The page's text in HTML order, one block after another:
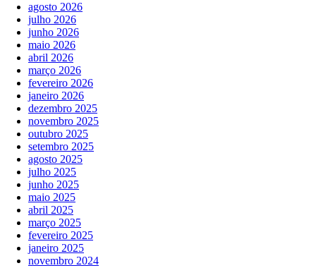
agosto 2026
julho 2026
junho 2026
maio 2026
abril 2026
março 2026
fevereiro 2026
janeiro 2026
dezembro 2025
novembro 2025
outubro 2025
setembro 2025
agosto 2025
julho 2025
junho 2025
maio 2025
abril 2025
março 2025
fevereiro 2025
janeiro 2025
novembro 2024